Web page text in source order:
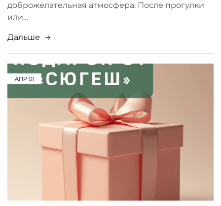
доброжелательная атмосфера. После прогулки
или…
Дальше
АПР 01